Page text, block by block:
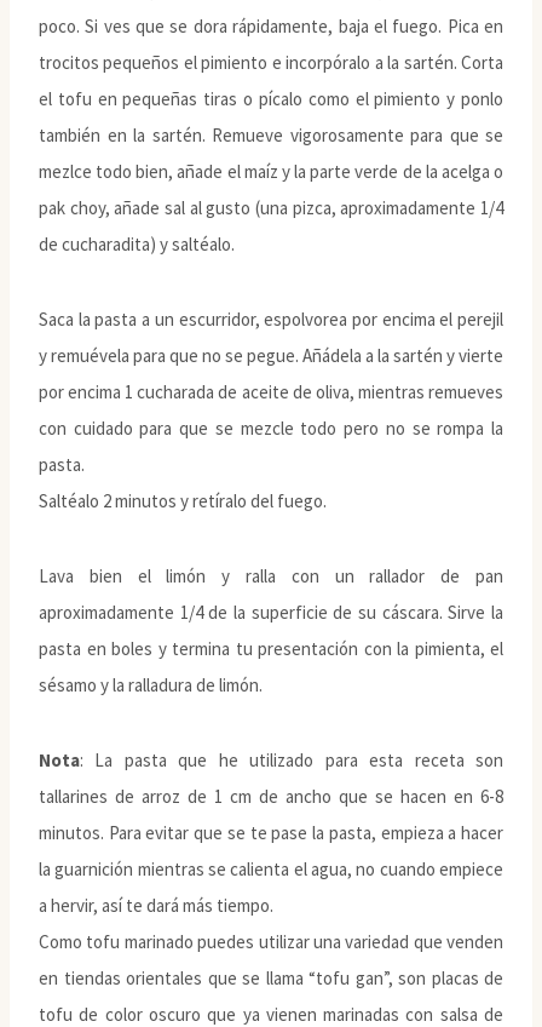
poco. Si ves que se dora rápidamente, baja el fuego. Pica en
trocitos pequeños el pimiento e incorpóralo a la sartén. Corta
el tofu en pequeñas tiras o pícalo como el pimiento y ponlo
también en la sartén. Remueve vigorosamente para que se
mezlce todo bien, añade el maíz y la parte verde de la acelga o
pak choy, añade sal al gusto (una pizca, aproximadamente 1/4
de cucharadita) y saltéalo.
Saca la pasta a un escurridor, espolvorea por encima el perejil
y remuévela para que no se pegue. Añádela a la sartén y vierte
por encima 1 cucharada de aceite de oliva, mientras remueves
con cuidado para que se mezcle todo pero no se rompa la
pasta.
Saltéalo 2 minutos y retíralo del fuego.
Lava bien el limón y ralla con un rallador de pan
aproximadamente 1/4 de la superficie de su cáscara. Sirve la
pasta en boles y termina tu presentación con la pimienta, el
sésamo y la ralladura de limón.
Nota: La pasta que he utilizado para esta receta son
tallarines de arroz de 1 cm de ancho que se hacen en 6-8
minutos. Para evitar que se te pase la pasta, empieza a hacer
la guarnición mientras se calienta el agua, no cuando empiece
a hervir, así te dará más tiempo.
Como tofu marinado puedes utilizar una variedad que venden
en tiendas orientales que se llama “tofu gan”, son placas de
tofu de color oscuro que ya vienen marinadas con salsa de